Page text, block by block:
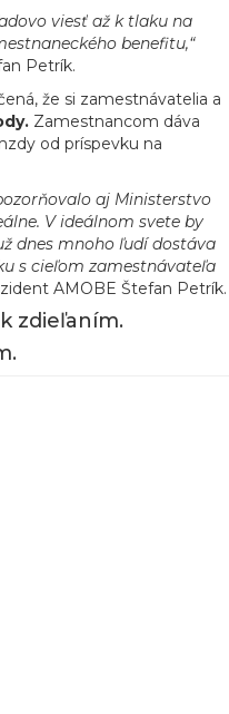
viesť až k tlaku na
benefitu,“
Petrík.
že si zamestnávatelia a
Zamestnancom dáva
od príspevku na
aj Ministerstvo
V ideálnom svete by
dnes mnoho ľudí dostáva
s cieľom zamestnávateľa
AMOBE Štefan Petrík.
zdieľaním.